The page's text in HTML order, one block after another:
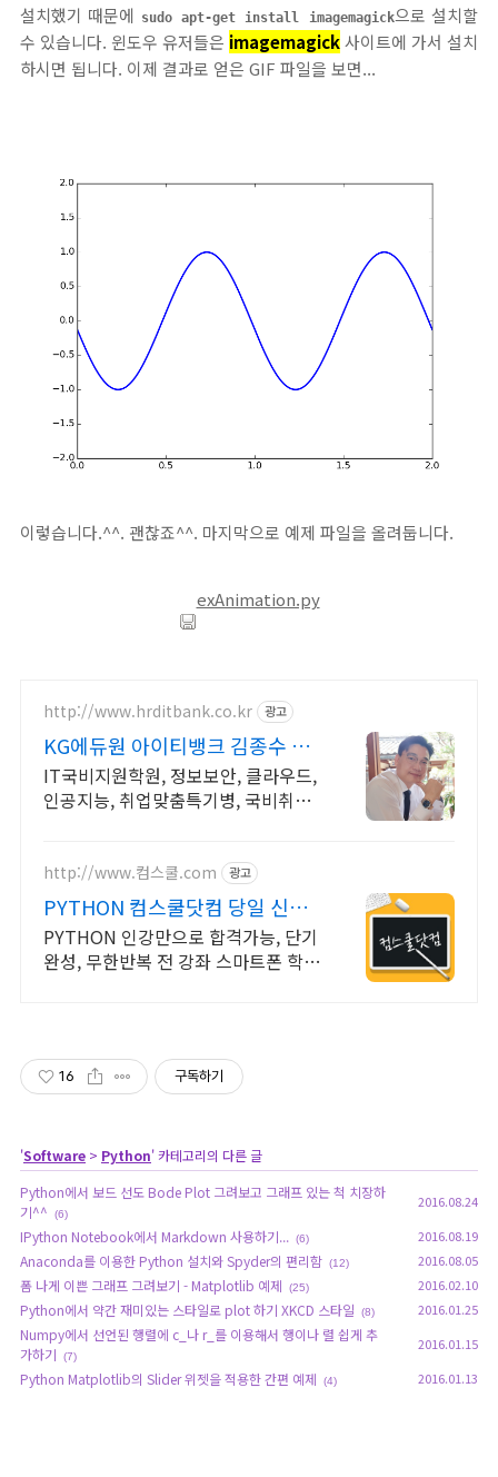
설치했기 때문에 sudo apt-get install imagemagick으로 설치할
수 있습니다. 윈도우 유저들은 imagemagick사이트에 가서 설치
하시면 됩니다. 이제 결과로 얻은 GIF 파일을 보면...
이렇습니다.^^. 괜찮죠^^. 마지막으로 예제 파일을 올려둡니다.
exAnimation.py
http://www.hrditbank.co.kr 광고
KG에듀원 아이티뱅크 김종수 27
년경력전문가 IT취업상담
IT국비지원학원, 정보보안, 클라우드,
인공지능, 취업맞춤특기병, 국비취업
http://www.컴스쿨.com 광고
PYTHON 컴스쿨닷컴 당일 신청
&결제시 기프티콘!
PYTHON 인강만으로 합격가능, 단기
완성, 무한반복 전 강좌 스마트폰 학습
16 구독하기
'Software > Python' 카테고리의 다른 글
Python에서 보드 선도 Bode Plot 그려보고 그래프 있는 척 치장하
기^^
(6)
2016.08.24
IPython Notebook에서 Markdown 사용하기... (6) 2016.08.19
Anaconda를 이용한 Python 설치와 Spyder의 편리함 (12) 2016.08.05
폼 나게 이쁜 그래프 그려보기 - Matplotlib 예제 (25) 2016.02.10
Python에서 약간 재미있는 스타일로 plot 하기 XKCD 스타일 (8) 2016.01.25
Numpy에서 선언된 행렬에 c_나 r_를 이용해서 행이나 렬 쉽게 추
가하기
(7)
2016.01.15
Python Matplotlib의 Slider 위젯을 적용한 간편 예제 (4) 2016.01.13